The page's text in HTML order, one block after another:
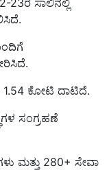
ಸಾಲಿನಲ್ಲಿ
1.54 ಕೋಟಿ ದಾಟಿದೆ.
ಸಂಗ್ರಹಣೆ
ಮತ್ತು 280+ ಸೇವಾ